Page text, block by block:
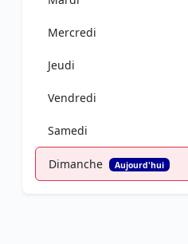
Mercredi
Jeudi
Vendredi
Samedi
Dimanche Aujourd'hui